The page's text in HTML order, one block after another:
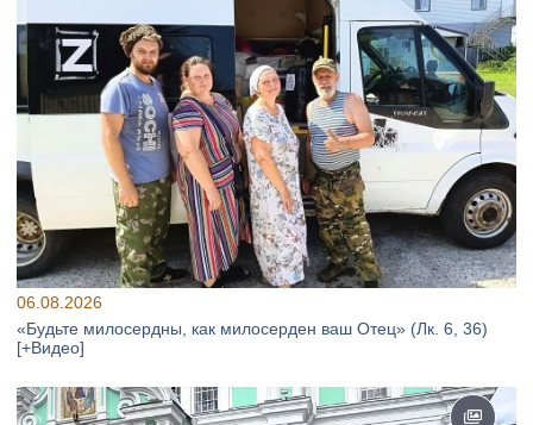
06.08.2026
«Будьте милосердны, как милосерден ваш Отец» (Лк. 6, 36)
[+Видео]